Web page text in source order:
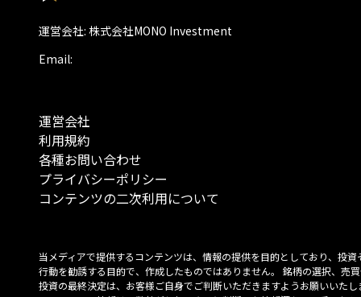
運営会社: 株式会社MONO Investment
Email:
運営会社
利用規約
各種お問い合わせ
プライバシーポリシー
コンテンツの二次利用について
当メディアで提供するコンテンツは、情報の提供を目的としており、投資
行動を勧誘する目的で、作成したものではありません。 銘柄の選択、売
投資の最終決定は、お客様ご自身でご判断いただきますようお願いいたし